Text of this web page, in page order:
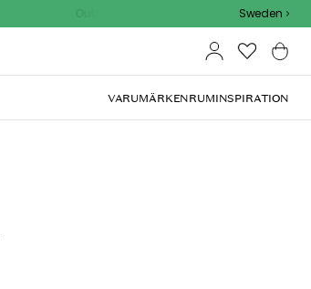
Outdoor Sale - 15% EXTRA rabatt med kod
Sweden
VARUMÄRKENRUMINSPIRATION